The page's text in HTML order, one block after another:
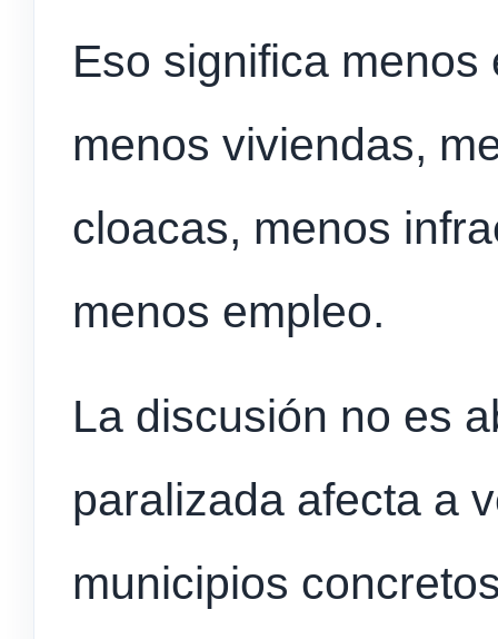
Eso significa
menos viviendas,
cloacas, menos
menos empleo.
La discusión no es
paralizada afecta a
municipios